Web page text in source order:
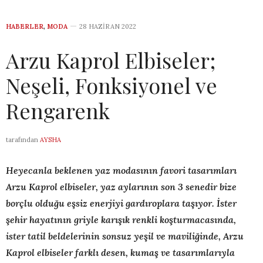
HABERLER, MODA 28 HAZIRAN 2022
Arzu Kaprol Elbiseler;
Neşeli, Fonksiyonel ve
Rengarenk
tarafından AYSHA
Heyecanla beklenen yaz modasının favori tasarımları
Arzu Kaprol elbiseler, yaz aylarının son 3 senedir bize
borçlu olduğu eşsiz enerjiyi gardıroplara taşıyor. İster
şehir hayatının griyle karışık renkli koşturmacasında,
ister tatil beldelerinin sonsuz yeşil ve maviliğinde, Arzu
Kaprol elbiseler farklı desen, kumaş ve tasarımlarıyla